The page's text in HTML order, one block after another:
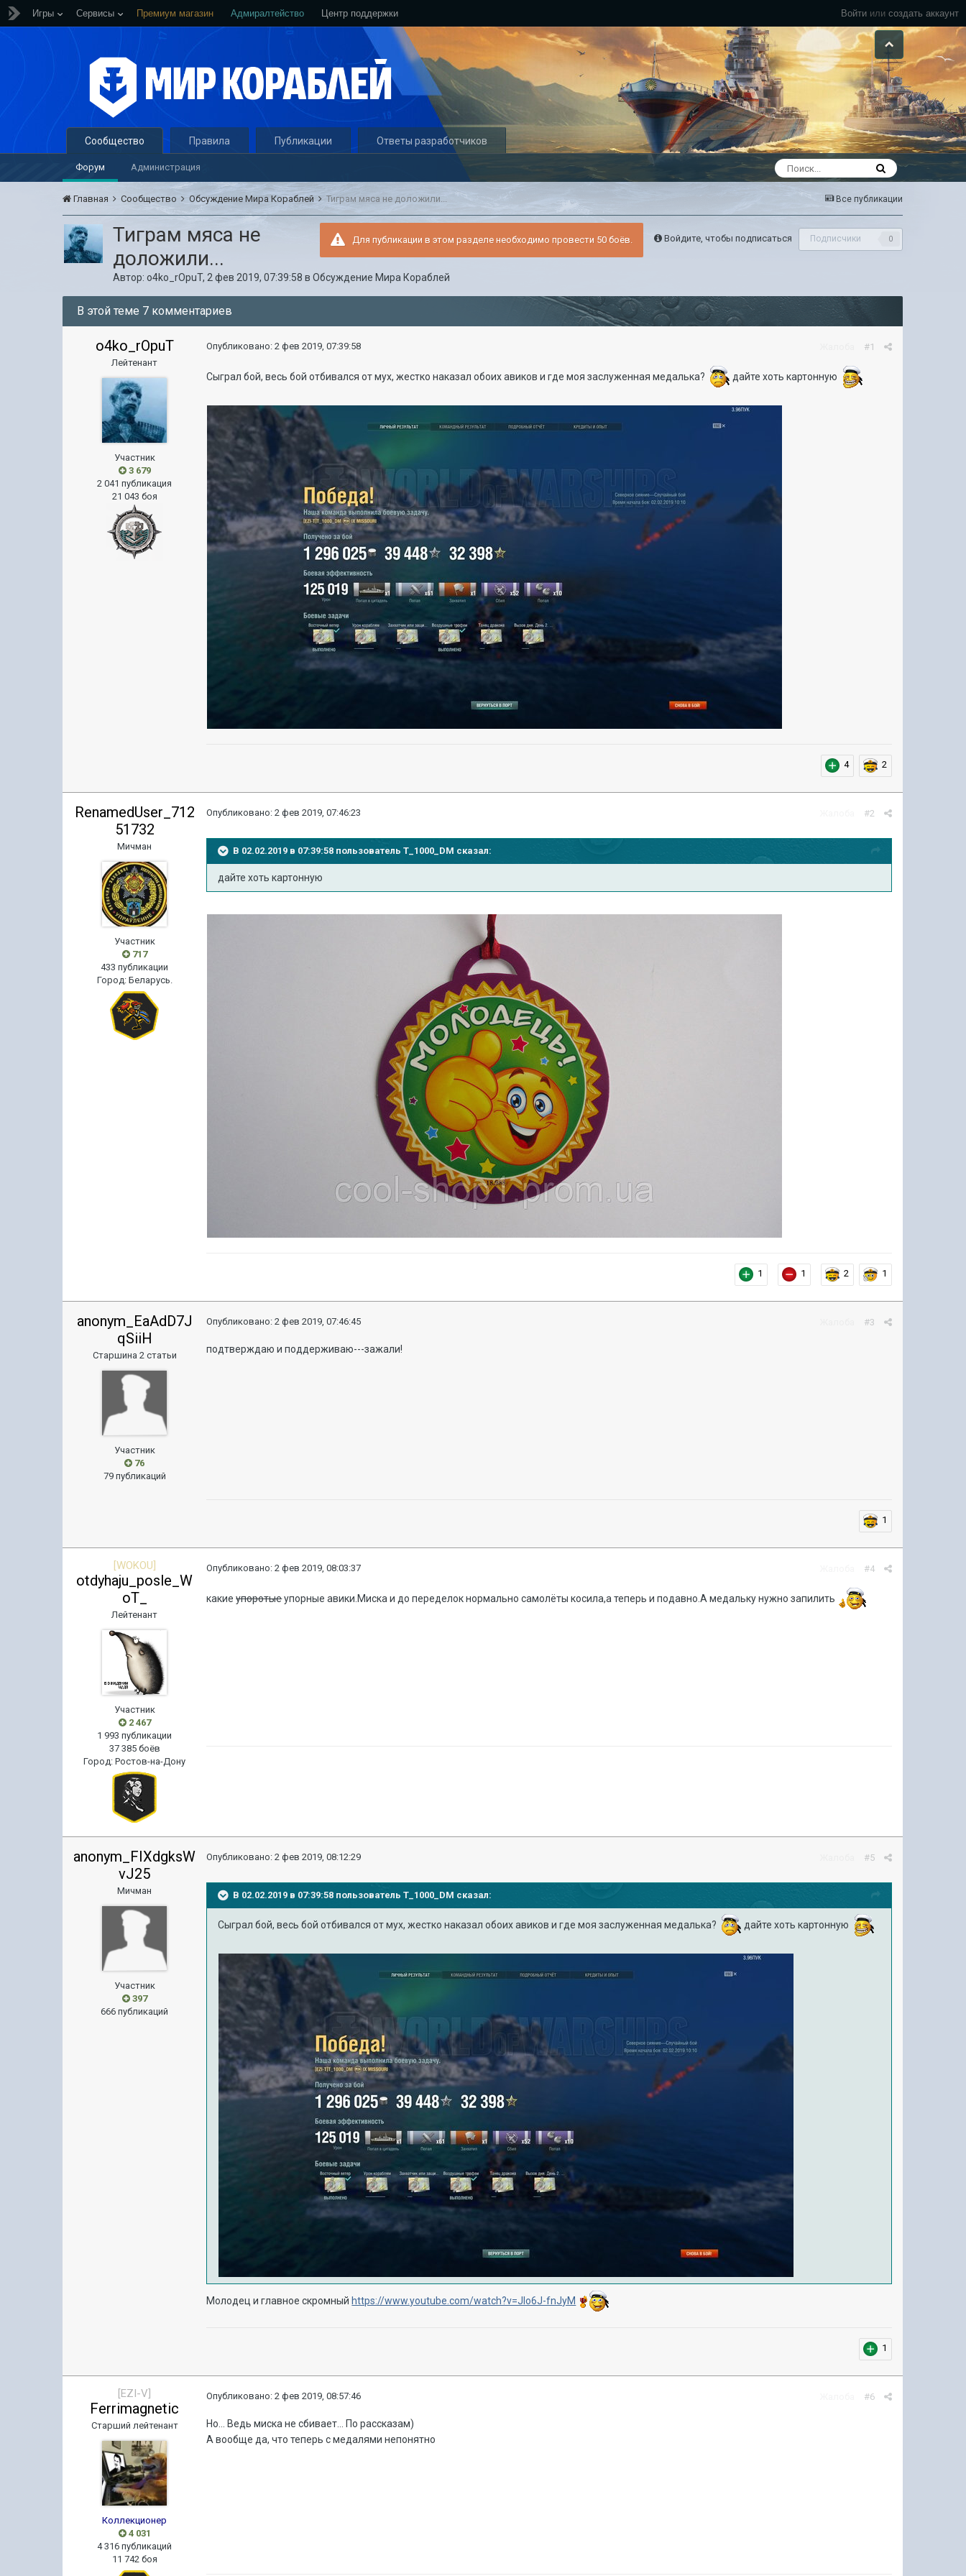
Войти или создать аккаунт
Игры Сервисы Премиум магазин Адмиралтейство Центр поддержки
Сообщество
Форум Администрация
Правила Публикации Ответы разработчиков
Все публикации
Главная Сообщество Обсуждение Мира Кораблей Тиграм мяса не доложили...
Войдите, чтобы подписаться Подписчики 0
Для публикации в этом разделе необходимо провести 50 боёв.
Тиграм мяса не
доложили...
Автор:o4ko_rOpuT, 2 фев 2019, 07:39:58 вОбсуждение Мира Кораблей
В этой теме 7 комментариев
o4ko_rOpuT
Лейтенант
Участник
3 679
2 041 публикация
21 043 боя
#1
Опубликовано:2 фев 2019, 07:39:58
Сыграл бой, весь бой отбивался от мух, жестко наказал обоих авиков и где моя заслуженная медалька? дайте хоть картонную
4 2
RenamedUser_712
51732
Мичман
Участник
717
433 публикации
Город: Беларусь.
#2
Опубликовано:2 фев 2019, 07:46:23
В 02.02.2019 в 07:39:58 пользовательT_1000_DM сказал:
дайте хоть картонную
1 1 2 1
anonym_EaAdD7J
qSiiH
Старшина 2 статьи
Участник
76
79 публикаций
#3
Опубликовано:2 фев 2019, 07:46:45
подтверждаю и поддерживаю---зажали!
1
[WOKOU]
otdyhaju_posle_W
oT_
Лейтенант
Участник
2 467
1 993 публикации
37 385 боёв
Город:Ростов-на-Дону
#4
Опубликовано:2 фев 2019, 08:03:37
какиеупоротыеупорные авики.Миска и до переделок нормально самолёты косила,а теперь и подавно.А медальку нужно запилить
anonym_FIXdgksW
vJ25
Мичман
Участник
397
666 публикаций
#5
Опубликовано:2 фев 2019, 08:12:29
В 02.02.2019 в 07:39:58 пользовательT_1000_DM сказал:
Сыграл бой, весь бой отбивался от мух, жестко наказал обоих авиков и где моя заслуженная медалька? дайте хоть картонную
Молодец и главное скромный https://www.youtube.com/watch?v=Jlo6J-fnJyM
1
[EZI-V]
Ferrimagnetic
Старший лейтенант
Коллекционер
4 031
4 316 публикаций
11 742 боя
#6
Опубликовано:2 фев 2019, 08:57:46
Но... Ведь миска не сбивает... По рассказам)
А вообще да, что теперь с медалями непонятно